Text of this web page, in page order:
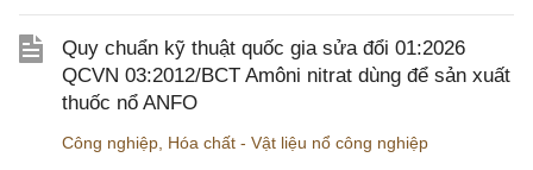
Quy chuẩn kỹ thuật quốc gia sửa đổi 01:2026
QCVN 03:2012/BCT Amôni nitrat dùng để sản xuất
thuốc nổ ANFO
Công nghiệp Hóa chất - Vật liệu nổ công nghiệp